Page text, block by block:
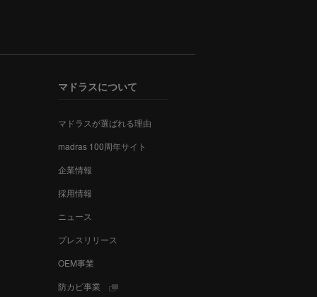
マドラスについて
マドラスが選ばれる理由
madras 100周年サイト
企業情報
採用情報
ニュース
プレスリリース
OEM事業
防カビ事業